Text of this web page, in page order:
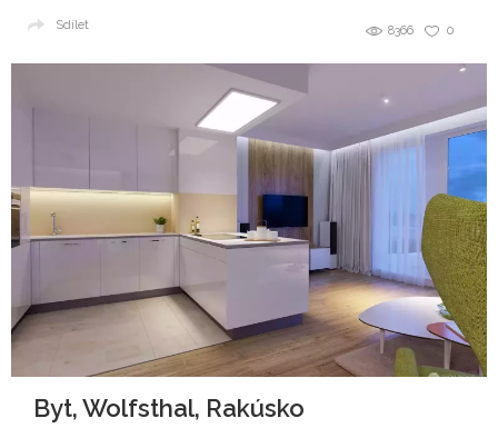
0
8366
Sdílet
Byt, Wolfsthal, Rakúsko